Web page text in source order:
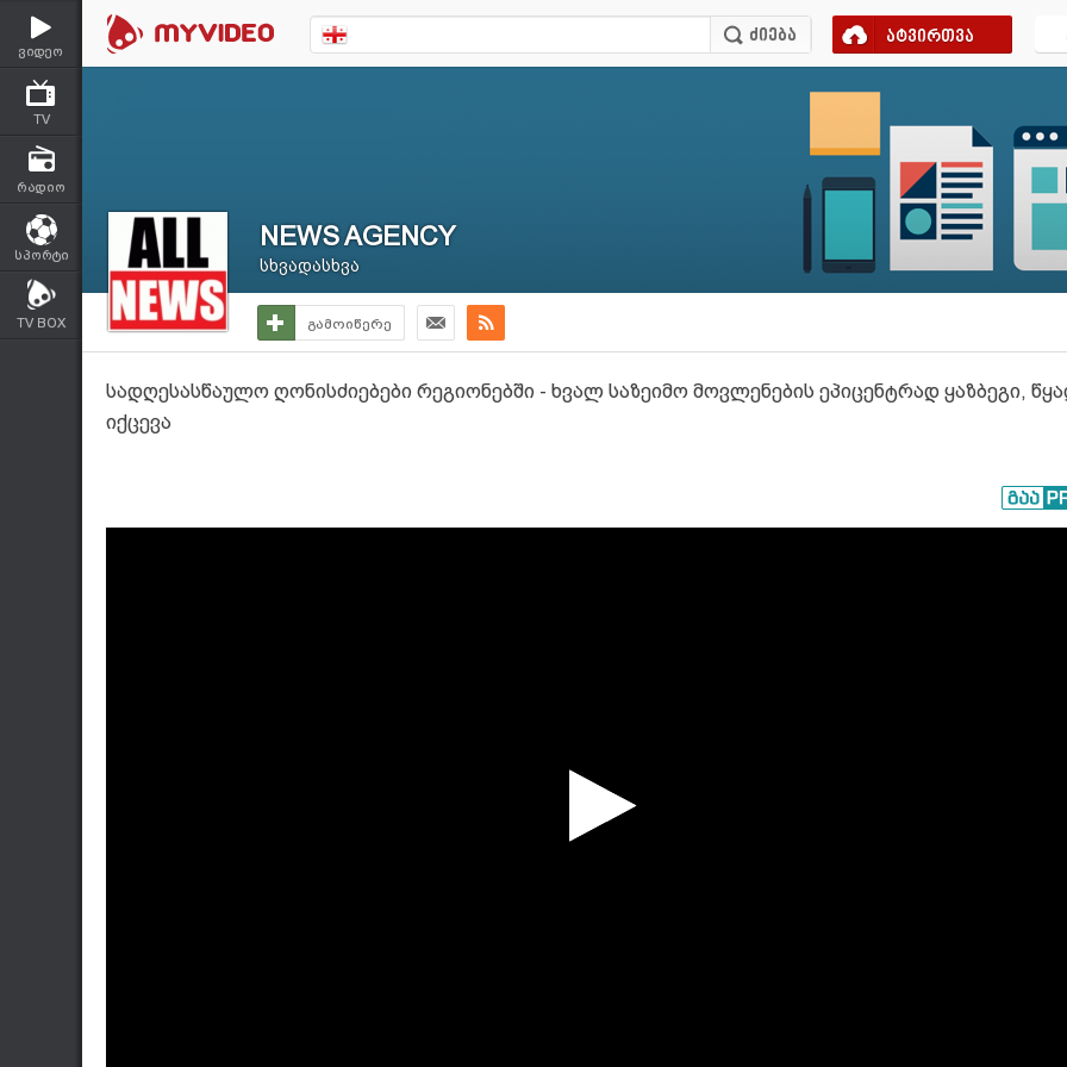
ვიდეო
TV
რადიო
სპორტი
TV BOX
ატვირთვა
NEWS AGENCY
სხვადასხვა
გამოიწერე
სადღესასწაულო ღონისძიებები რეგიონებში - ხვალ საზეიმო მოვლენების ეპიცენტრად ყაზბეგი,
იქცევა